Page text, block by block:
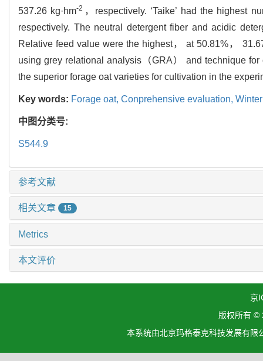
537.26 kg·hm-2 ， respectively. ‘Taike’ had the highest
respectively. The neutral detergent fiber and acidic
Relative feed value were the highest， at 50.81%，
using grey relational analysis（GRA） and technique
the superior forage oat varieties for cultivation in the
Key words: Forage oat, Conprehensive evaluation,
中图分类号:
S544.9
参考文献
相关文章 15
Metrics
本文评价
京
版权所有 ©
本系统由北京玛格泰克科技发展有